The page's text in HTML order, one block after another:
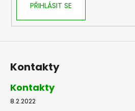
PŘIHLÁSIT SE
Kontakty
Kontakty
8.2.2022